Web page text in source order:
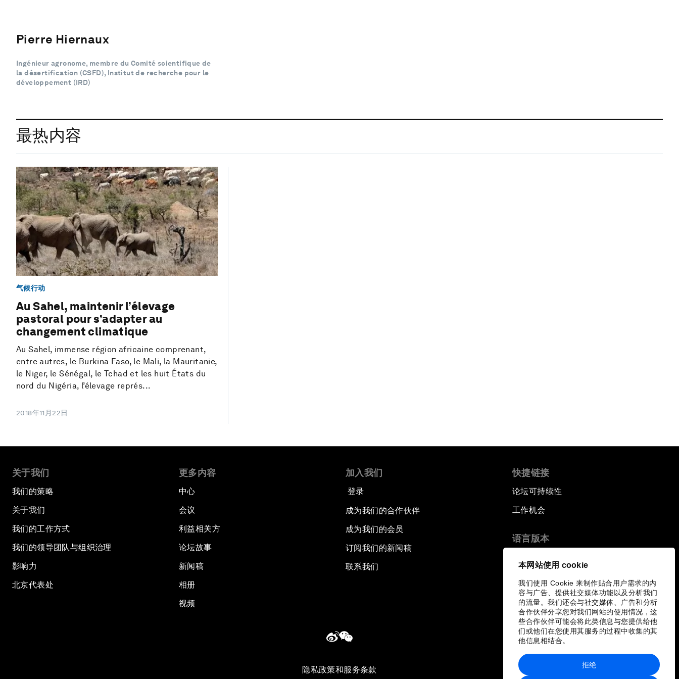
本网站使用 cookie
我们使用 Cookie 来制作贴合用户需求的内
容与广告、提供社交媒体功能以及分析我们
的流量。我们还会与社交媒体、广告和分析
合作伙伴分享您对我们网站的使用情况，这
些合作伙伴可能会将此类信息与您提供给他
们或他们在您使用其服务的过程中收集的其
他信息相结合。
拒绝
Pierre Hiernaux
Ingénieur agronome, membre du Comité scientifique de
la désertification (CSFD), Institut de recherche pour le
développement (IRD)
最热内容
气候行动
Au Sahel, maintenir l’élevage
pastoral pour s’adapter au
changement climatique
Au Sahel, immense région africaine comprenant,
entre autres, le Burkina Faso, le Mali, la Mauritanie,
le Niger, le Sénégal, le Tchad et les huit États du
nord du Nigéria, l’élevage représ...
2018年11月22日
关于我们
我们的策略
关于我们
我们的工作方式
我们的领导团队与组织治理
影响力
北京代表处
更多内容
中心
会议
利益相关方
论坛故事
新闻稿
相册
视频
加入我们
登录
成为我们的合作伙伴
成为我们的会员
订阅我们的新闻稿
联系我们
快捷链接
论坛可持续性
工作机会
语言版本
隐私政策和服务条款